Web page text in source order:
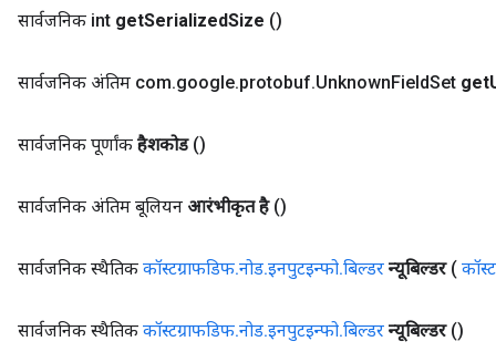
सार्वजनिक int getSerializedSize ()
सार्वजनिक अंतिम com.google.protobuf.UnknownFieldSet get
सार्वजनिक पूर्णांक हैशकोड ()
सार्वजनिक अंतिम बूलियन आरंभीकृत है ()
सार्वजनिक स्थैतिक कॉस्टग्राफडिफ.नोड.इनपुटइन्फो.बिल्डर न्यूबिल्डर (
सार्वजनिक स्थैतिक कॉस्टग्राफडिफ.नोड.इनपुटइन्फो.बिल्डर न्यूबिल्डर ()